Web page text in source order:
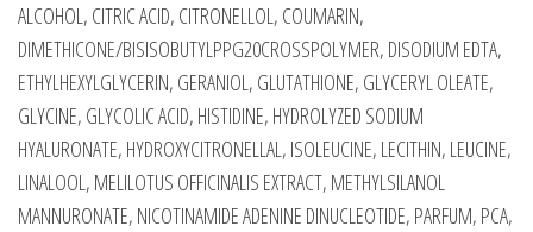
ALCOHOL, CITRIC ACID, CITRONELLOL, COUMARIN,
DIMETHICONE/BISISOBUTYLPPG20CROSSPOLYMER, DISODIUM EDTA,
ETHYLHEXYLGLYCERIN, GERANIOL, GLUTATHIONE, GLYCERYL OLEATE,
GLYCINE, GLYCOLIC ACID, HISTIDINE, HYDROLYZED SODIUM
HYALURONATE, HYDROXYCITRONELLAL, ISOLEUCINE, LECITHIN, LEUCINE,
LINALOOL, MELILOTUS OFFICINALIS EXTRACT, METHYLSILANOL
MANNURONATE, NICOTINAMIDE ADENINE DINUCLEOTIDE, PARFUM, PCA,